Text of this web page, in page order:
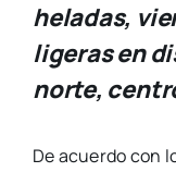
heladas,
ligeras en
norte,
De acuerdo con